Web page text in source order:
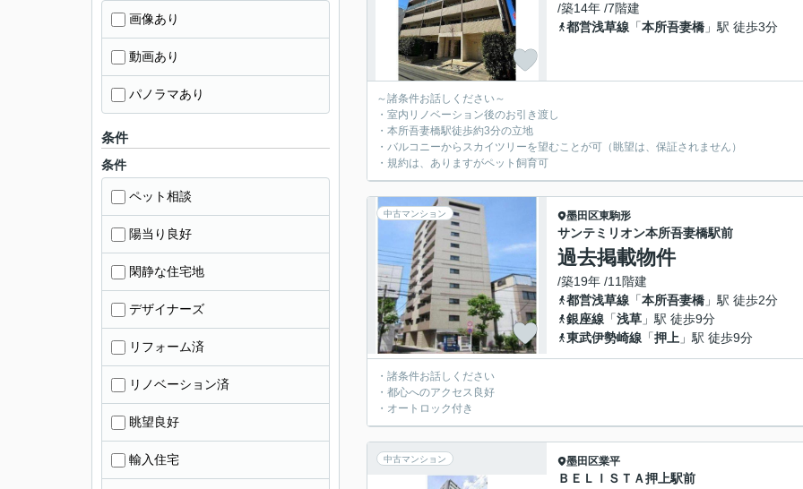
/築14年 /7階建
都営浅草線 「本所吾妻橋 」駅 徒歩3分
～諸条件お話しください～
・室内リノベーション後のお引き渡し
・本所吾妻橋駅徒歩約3分の立地
・バルコニーからスカイツリーを望むことが可（眺望は、保証されません）
・規約は、ありますがペット飼育可
中古マンション 墨田区東駒形
サンテミリオン本所吾妻橋駅前
過去掲載物件
/築19年 /11階建
都営浅草線 「本所吾妻橋 」駅 徒歩2分
銀座線 「浅草 」駅 徒歩9分
東武伊勢崎線 「押上 」駅 徒歩9分
・諸条件お話しください
・都心へのアクセス良好
・オートロック付き
中古マンション 墨田区業平
ＢＥＬＩＳＴＡ押上駅前
画像あり
動画あり
パノラマあり
条件
条件
ペット相談
陽当り良好
閑静な住宅地
デザイナーズ
リフォーム済
リノベーション済
眺望良好
輸入住宅